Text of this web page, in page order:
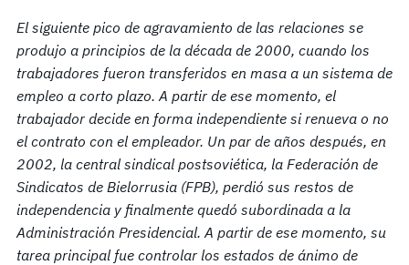
El siguiente pico de agravamiento de las relaciones se
produjo a principios de la década de 2000, cuando los
trabajadores fueron transferidos en masa a un sistema de
empleo a corto plazo. A partir de ese momento, el
trabajador decide en forma independiente si renueva o no
el contrato con el empleador. Un par de años después, en
2002, la central sindical postsoviética, la Federación de
Sindicatos de Bielorrusia (FPB), perdió sus restos de
independencia y finalmente quedó subordinada a la
Administración Presidencial. A partir de ese momento, su
tarea principal fue controlar los estados de ánimo de